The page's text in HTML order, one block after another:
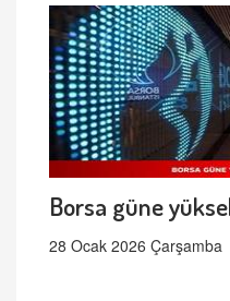
Borsa güne
28 Ocak 2026 Çarşamba